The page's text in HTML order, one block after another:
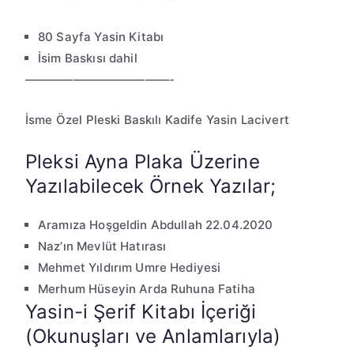
80 Sayfa Yasin Kitabı
İsim Baskısı dahil
————————————-
İsme Özel Pleski Baskılı Kadife Yasin Lacivert
Pleksi Ayna Plaka Üzerine
Yazılabilecek Örnek Yazılar;
Aramıza Hoşgeldin Abdullah 22.04.2020
Naz’ın Mevlüt Hatırası
Mehmet Yıldırım Umre Hediyesi
Merhum Hüseyin Arda Ruhuna Fatiha
Yasin-i Şerif Kitabı İçeriği
(Okunuşları ve Anlamlarıyla)